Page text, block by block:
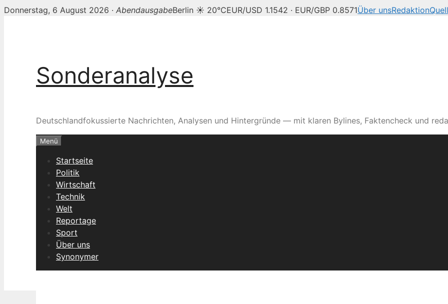
Donnerstag, 6 August 2026 · AbendausgabeBerlin ☀ 20°CEUR/USD 1.1542 · EUR/GBP 0.8571Über unsRedaktion
Sonderanalyse
Deutschlandfokussierte Nachrichten, Analysen und Hintergründe — mit klaren Bylines, Faktencheck und
Menü
Startseite
Politik
Wirtschaft
Technik
Welt
Reportage
Sport
Über uns
Synonymer